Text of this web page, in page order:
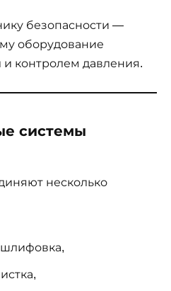
безопасности —
оборудование
контролем давления.
системы
несколько